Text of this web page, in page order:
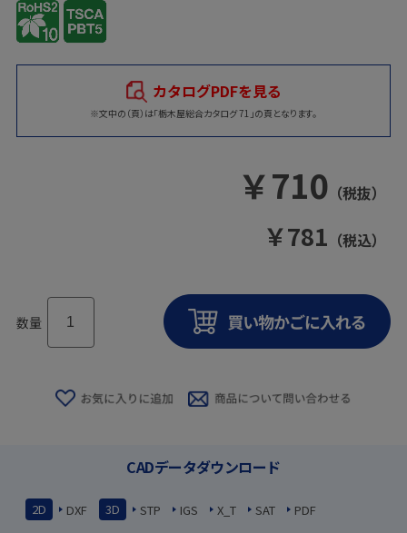
カタログPDFを見る
※文中の（頁）は「栃木屋総合カタログ 71」の頁となります。
￥710 （税抜）
￥781 （税込）
数量
CADデータダウンロード
2D DXF 3D STP IGS X_T SAT PDF